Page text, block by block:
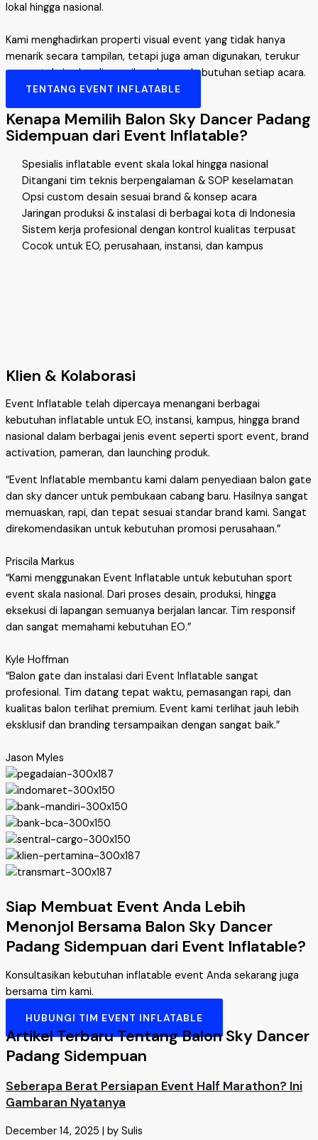
lokal hingga nasional.
Kami menghadirkan properti visual event yang tidak hanya
menarik secara tampilan, tetapi juga aman digunakan, terukur
secara teknis, dan disesuaikan dengan kebutuhan setiap acara.
TENTANG EVENT INFLATABLE
Kenapa Memilih Balon Sky Dancer Padang
Sidempuan dari Event Inflatable?
Spesialis inflatable event skala lokal hingga nasional
Ditangani tim teknis berpengalaman & SOP keselamatan
Opsi custom desain sesuai brand & konsep acara
Jaringan produksi & instalasi di berbagai kota di Indonesia
Sistem kerja profesional dengan kontrol kualitas terpusat
Cocok untuk EO, perusahaan, instansi, dan kampus
Klien & Kolaborasi
Event Inflatable telah dipercaya menangani berbagai
kebutuhan inflatable untuk EO, instansi, kampus, hingga brand
nasional dalam berbagai jenis event seperti sport event, brand
activation, pameran, dan launching produk.
“Event Inflatable membantu kami dalam penyediaan balon gate
dan sky dancer untuk pembukaan cabang baru. Hasilnya sangat
memuaskan, rapi, dan tepat sesuai standar brand kami. Sangat
direkomendasikan untuk kebutuhan promosi perusahaan.”
Priscila Markus
“Kami menggunakan Event Inflatable untuk kebutuhan sport
event skala nasional. Dari proses desain, produksi, hingga
eksekusi di lapangan semuanya berjalan lancar. Tim responsif
dan sangat memahami kebutuhan EO.”
Kyle Hoffman
“Balon gate dan instalasi dari Event Inflatable sangat
profesional. Tim datang tepat waktu, pemasangan rapi, dan
kualitas balon terlihat premium. Event kami terlihat jauh lebih
eksklusif dan branding tersampaikan dengan sangat baik.”
Jason Myles
Siap Membuat Event Anda Lebih
Menonjol Bersama Balon Sky Dancer
Padang Sidempuan dari Event Inflatable?
Konsultasikan kebutuhan inflatable event Anda sekarang juga
bersama tim kami.
HUBUNGI TIM EVENT INFLATABLE
Artikel Terbaru Tentang Balon Sky Dancer
Padang Sidempuan
Seberapa Berat Persiapan Event Half Marathon? Ini
Gambaran Nyatanya
December 14, 2025
by Sulis